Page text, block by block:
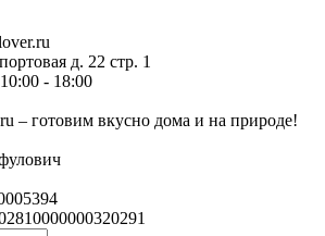
д. 22 стр. 1
- 18:00
– готовим вкусно дома и на природе!